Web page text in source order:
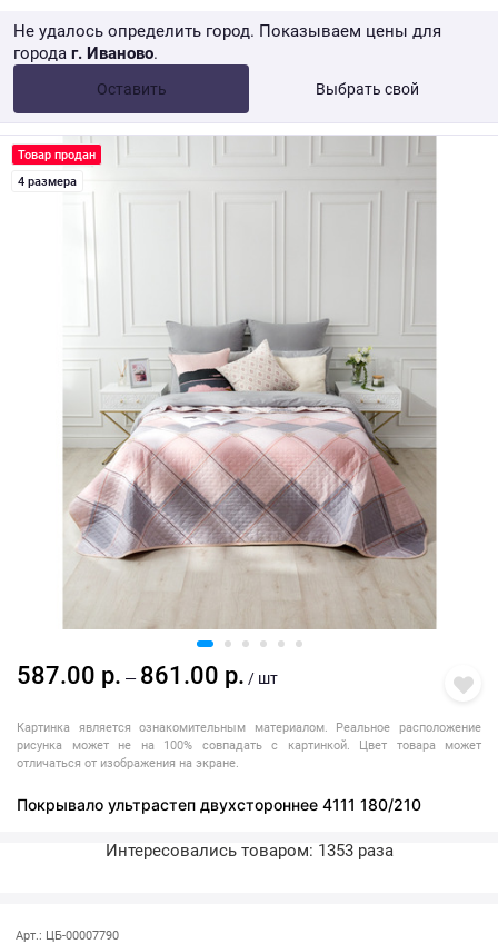
Не удалось определить город. Показываем цены для
города г. Иваново.
Оставить Выбрать свой
от 10 000 ₽ Розница → WB
Товар продан
4 размера
587.00 р. — 861.00 р. / шт
Картинка является ознакомительным материалом. Реальное расположение
рисунка может не на 100% совпадать с картинкой. Цвет товара может
отличаться от изображения на экране.
Покрывало ультрастеп двухстороннее 4111 180/210
Интересовались товаром: 1353 раза
Арт.: ЦБ-00007790